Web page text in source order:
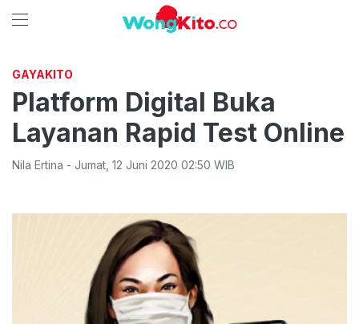
GAYAKITO
Platform Digital Buka
Layanan Rapid Test Online
Nila Ertina - Jumat 12 Juni 2020 02:50 WIB